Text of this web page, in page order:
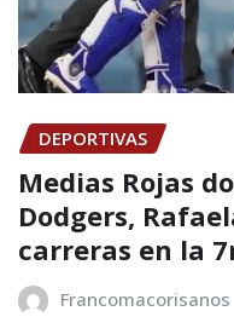
DEPORTIVAS
Medias Rojas
Dodgers,
carreras en la
Francomacorisanos